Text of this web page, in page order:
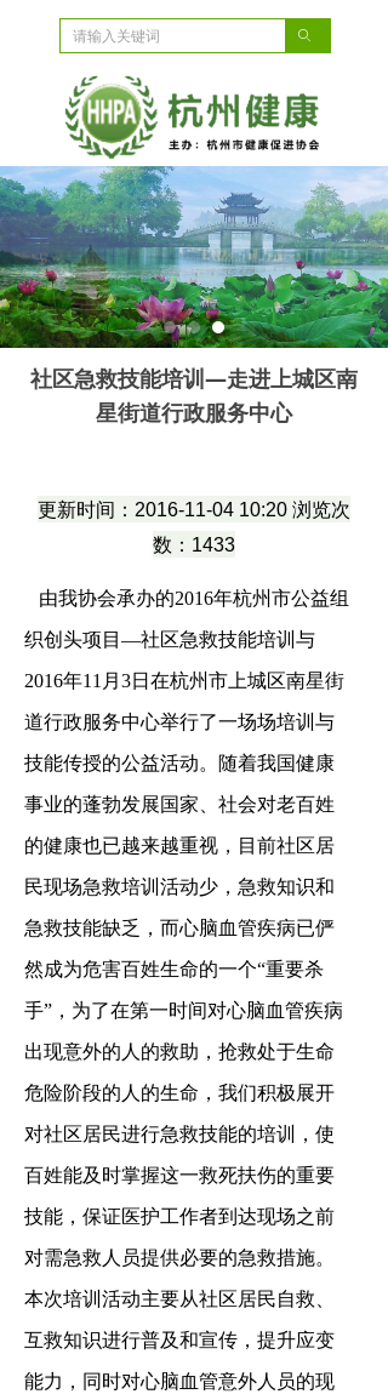
ꄙ
社区急救技能培训—走进上城区南
星街道行政服务中心
更新时间：2016-11-04 10:20 浏览次
数：1433
由我协会承办的2016年杭州市公益组
织创头项目—社区急救技能培训与
2016年11 月 3日在杭州市上城区南星街
道行政服务中心举行了一场场培训与
技能传授的公益活动。随着我国健康
事业的蓬勃发展国家、社会对老百姓
的健康也已越来越重视，目前社区居
民现场急救培训活动少，急救知识和
急救技能缺乏，而心脑血管疾病已俨
然成为危害百姓生命的一个“重要杀
手”，为了在第一时间对心脑血管疾病
出现意外的人的救助，抢救处于生命
危险阶段的人的生命，我们积极展开
对社区居民进行急救技能的培训，使
百姓能及时掌握这一救死扶伤的重要
技能，保证医护工作者到达现场之前
对需急救人员提供必要的急救措施。
本次培训活动主要从社区居民自救、
互救知识进行普及和宣传，提升应变
能力，同时对心脑血管意外人员的现